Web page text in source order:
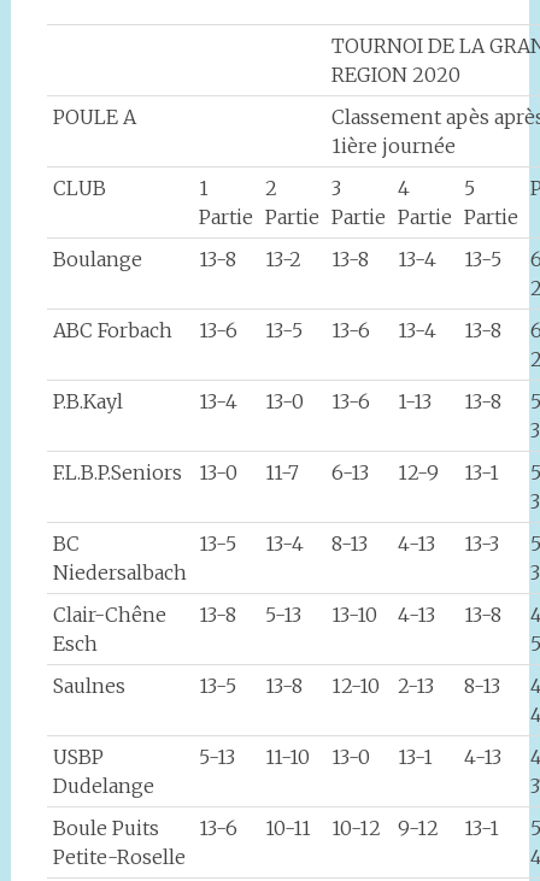
TOURNOI DE LA
REGION 2020
POULE A
Classement apès
1ière journée
CLUB
1
Partie
2
Partie
3
Partie
4
Partie
5
Partie
Boulange 13-8 13-2 13-8 13-4 13-5
ABC Forbach
13-6 13-5 13-6 13-4 13-8
P.B.Kayl
13-4 13-0 13-6 1-13 13-8
F.L.B.P.Seniors
13-0 11-7 6-13 12-9 13-1
BC
Niedersalbach
13-5 13-4 8-13 4-13 13-3
Clair-Chêne
Esch
13-8 5-13 13-10 4-13 13-8
Saulnes
13-5 13-8 12-10 2-13 8-13
USBP
Dudelange
5-13 11-10 13-0 13-1 4-13
Boule Puits
Petite-Roselle
13-6 10-11 10-12 9-12 13-1